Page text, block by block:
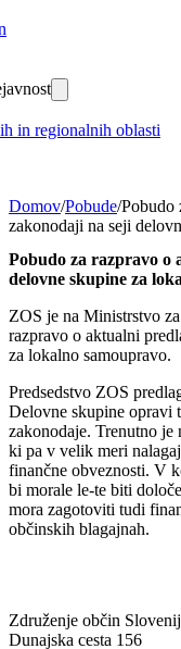
in regionalnih oblasti
Domov/Pobude/Pobudo
zakonodaji na seji
Pobudo za razpravo o
delovne skupine za
ZOS je na Ministrstvo
razpravo o aktualni
za lokalno samoupravo.
Predsedstvo ZOS
Delovne skupine opravi
zakonodaje. Trenutno
ki pa v velik meri
finančne obveznosti. V
bi morale le-te biti
mora zagotoviti tudi
občinskih blagajnah.
Združenje občin
Dunajska cesta 156